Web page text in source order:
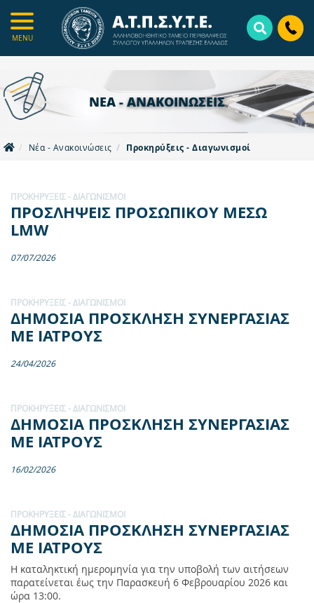
main
MENU
ΝΕΑ- ΑΝΑΚΟΙΝΩΣΕΙΣ
Νέα - Ανακοινώσεις Προκηρύξεις - Διαγωνισμοί
ΠΡΟΚΗΡΎΞΕΙΣ - ΔΙΑΓΩΝΙΣΜΟΊ
ΠΡΟΣΛΗΨΕΙΣ ΠΡΟΣΩΠΙΚΟΥ ΜΕΣΩ
LMW
07/07/2026
ΠΡΟΚΗΡΎΞΕΙΣ - ΔΙΑΓΩΝΙΣΜΟΊ
ΔΗΜΟΣΙΑ ΠΡΟΣΚΛΗΣΗ ΣΥΝΕΡΓΑΣΙΑΣ
ΜΕ ΙΑΤΡΟΥΣ
24/04/2026
ΠΡΟΚΗΡΎΞΕΙΣ - ΔΙΑΓΩΝΙΣΜΟΊ
ΔΗΜΟΣΙΑ ΠΡΟΣΚΛΗΣΗ ΣΥΝΕΡΓΑΣΙΑΣ
ΜΕ ΙΑΤΡΟΥΣ
16/02/2026
ΠΡΟΚΗΡΎΞΕΙΣ - ΔΙΑΓΩΝΙΣΜΟΊ
ΔΗΜΟΣΙΑ ΠΡΟΣΚΛΗΣΗ ΣΥΝΕΡΓΑΣΙΑΣ
ΜΕ ΙΑΤΡΟΥΣ
H καταληκτική ημερομηνία για την υποβολή των αιτήσεων
παρατείνεται έως την Παρασκευή 6 Φεβρουαρίου 2026 και
ώρα 13:00.